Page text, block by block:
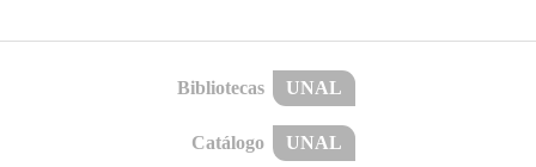
Bibliotecas UNAL
Catálogo UNAL